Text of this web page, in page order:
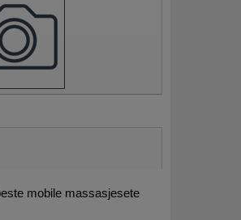
mobile massasjesete